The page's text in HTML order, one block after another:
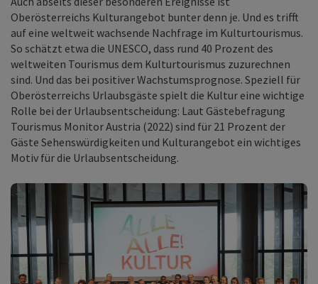
Oberösterreichs Kulturangebot bunter denn je. Und es trifft
auf eine weltweit wachsende Nachfrage im Kulturtourismus.
So schätzt etwa die UNESCO, dass rund 40 Prozent des
weltweiten Tourismus dem Kulturtourismus zuzurechnen
sind. Und das bei positiver Wachstumsprognose. Speziell für
Oberösterreichs Urlaubsgäste spielt die Kultur eine wichtige
Rolle bei der Urlaubsentscheidung: Laut Gästebefragung
Tourismus Monitor Austria (2022) sind für 21 Prozent der
Gäste Sehenswürdigkeiten und Kulturangebot ein wichtiges
Motiv für die Urlaubsentscheidung.